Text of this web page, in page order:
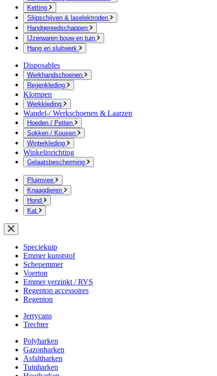
Ketting
Slijpschijven & laselektroden
Handgereedschappen
IJzerwaren bouw en tuin
Hang en sluitwerk
Disposables
Werkhandschoenen
Regenkleding
Klompen
Werkkleding
Wandel-/ Werkschoenen & Laarzen
Hoeden / Petten
Sokken / Kousen
Winterkleding
Winkelinrichting
Gelaatsbescherming
Pluimvee
Knaagdieren
Hond
Kat
Speciekuip
Emmer kunststof
Schepemmer
Voerton
Emmer verzinkt / RVS
Regenton accessoires
Regenton
Jerrycans
Trechter
Polyharken
Gazonharken
Asfaltharken
Tuinharken